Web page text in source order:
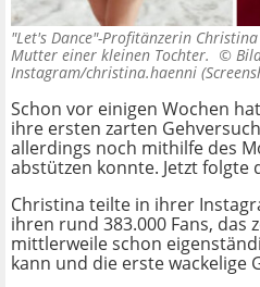
"Let's Dance"-Profitänzerin
Mutter einer kleinen Tochter. ©
Instagram/christina.haenni
Schon vor einigen Wochen
ihre ersten zarten
allerdings noch mithilfe des
abstützen konnte. Jetzt folgte
Christina teilte in ihrer
ihren rund 383.000 Fans, das
mittlerweile schon
kann und die erste wackelige